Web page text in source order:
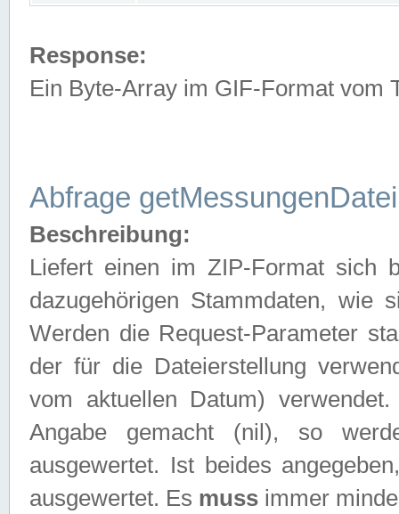
Response:
Ein Byte-Array im GIF-Format vom
Abfrage getMessungenDatei
Beschreibung:
Liefert einen im ZIP-Format sich
dazugehörigen Stammdaten, wie
Werden die Request-Parameter
der für die Dateierstellung
vom aktuellen Datum)
Angabe gemacht (nil), so
ausgewertet. Ist beides
ausgewertet. Es muss immer